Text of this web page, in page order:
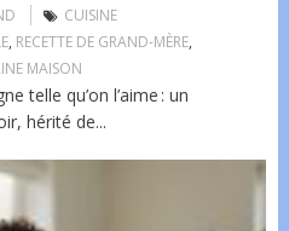
CUISINE
, RECETTE DE GRAND-MÈRE,
MAISON
telle qu’on l’aime : un
hérité de...